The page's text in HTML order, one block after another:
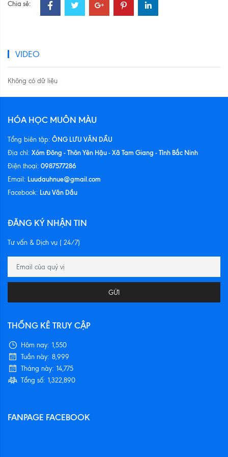
Chia sẻ:
VIDEO
Không có dữ liệu
HÓA HỌC MUÔN MÀU
Tổng biên tập: ÔNG LƯU VĂN DẦU
Địa chỉ: Xóm Đông - Thôn Yên Hậu - Xã Tam Giang - Tỉnh Bắc Ninh
Điện thoại: 0987577286
Email: Luudauhnue@gmail.com
Facebook: Lưu Văn Dầu
ĐĂNG KÝ NHẬN TIN
Tư vấn & Dịch vụ ( 24/7)
GỬI
THỐNG KÊ TRUY CẬP
Hôm nay: 1,550
Tuần này: 8,999
Tháng này: 14,775
Tổng số: 1,322,890
FANPAGE FACEBOOK